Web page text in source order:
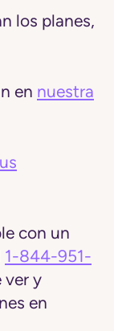
los planes,
en nuestra
con un
1-844-951-
ver y
en